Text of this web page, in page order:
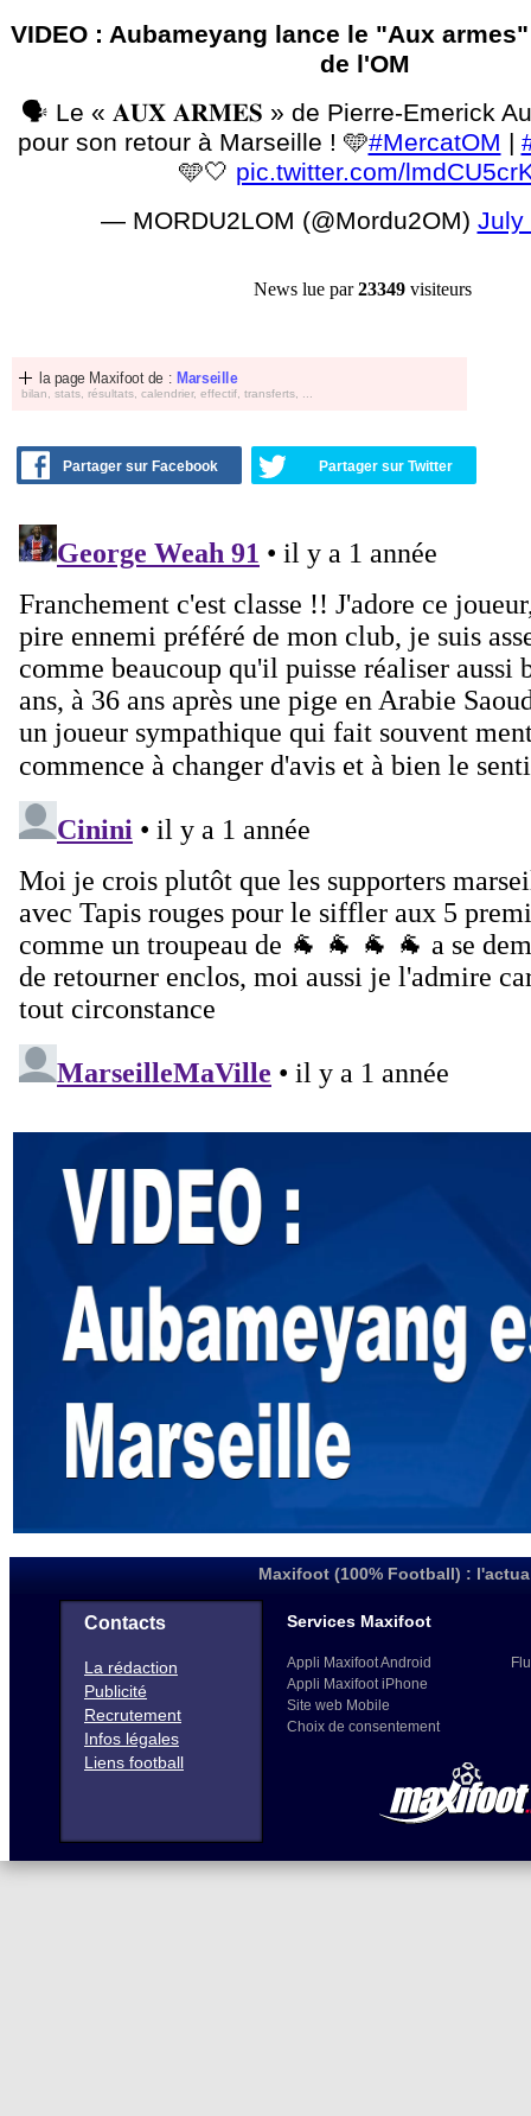
VIDEO : Aubameyang lance le "Aux
de l'OM
🗣️ Le « 𝐀𝐔𝐗 𝐀𝐑𝐌𝐄𝐒 » de Pierre-Emerick
pour son retour à Marseille ! 🩵#MercatOM |
🩵🤍 pic.twitter.com/
— MORDU2LOM (@Mordu2OM) July
News lue par23349 visiteurs
la page Maxifoot de : Marseille
bilan, stats, résultats, calendrier, effectif, transferts, ...
Partager sur Facebook Partager sur Twitter
Maxifoot (100% Football) :
Contacts
La rédaction
Publicité
Recrutement
Infos légales
Liens football
Services Maxifoot
Appli Maxifoot Android
Appli Maxifoot iPhone
Site web Mobile
Choix de consentement